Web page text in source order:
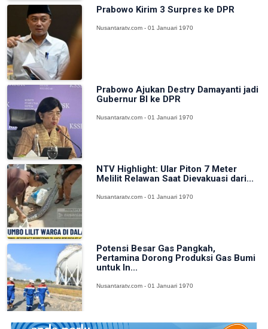
Prabowo Kirim 3 Surpres ke DPR
Nusantaratv.com - 01 Januari 1970
Prabowo Ajukan Destry Damayanti jadi
Gubernur BI ke DPR
Nusantaratv.com - 01 Januari 1970
NTV Highlight: Ular Piton 7 Meter
Melilit Relawan Saat Dievakuasi dari...
Nusantaratv.com - 01 Januari 1970
Potensi Besar Gas Pangkah,
Pertamina Dorong Produksi Gas Bumi
untuk In...
Nusantaratv.com - 01 Januari 1970